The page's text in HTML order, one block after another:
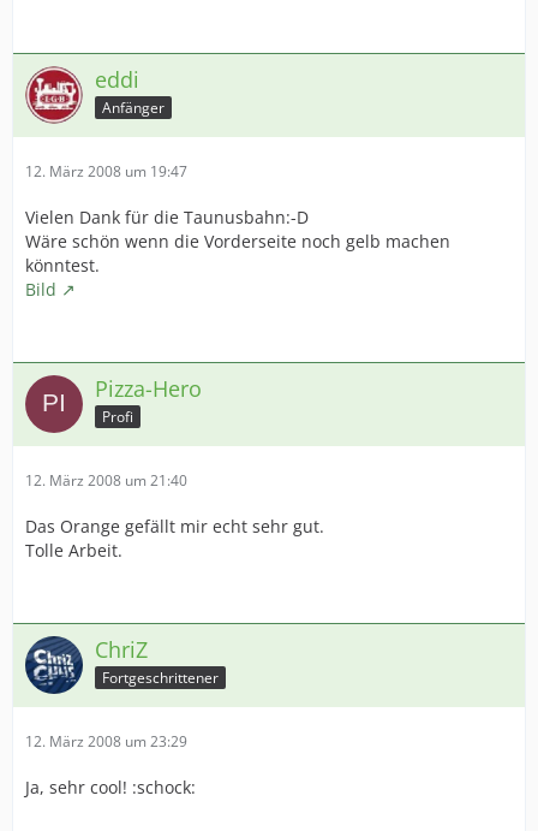
eddi
Anfänger
12. März 2008 um 19:47
Vielen Dank für die Taunusbahn:-D
Wäre schön wenn die Vorderseite noch gelb machen
könntest.
Bild
Pizza-Hero
Profi
12. März 2008 um 21:40
Das Orange gefällt mir echt sehr gut.
Tolle Arbeit.
ChriZ
Fortgeschrittener
12. März 2008 um 23:29
Ja, sehr cool! :schock: